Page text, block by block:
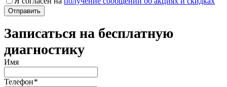
Записаться на бесплатную
диагностику
Имя
Телефон*